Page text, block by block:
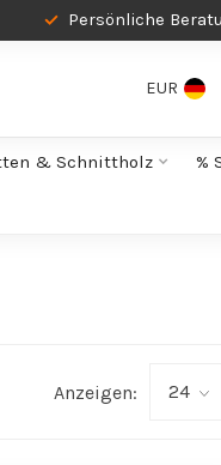
Persönliche
EUR
& Schnittholz %
Anzeigen: